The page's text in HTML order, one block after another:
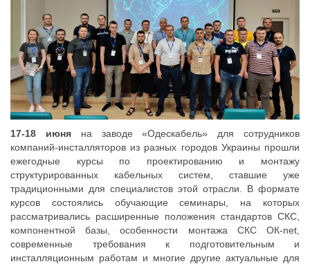
17-18 июняна заводе «Одескабель» для сотрудников
компаний-инсталляторов из разных городов Украины прошли
ежегодные курсы по проектированию и монтажу
структурированных кабельных систем, ставшие уже
традиционными для специалистов этой отрасли. В формате
курсов состоялись обучающие семинары, на которых
рассматривались расширенные положения стандартов СКС,
компонентной базы, особенности монтажа СКС ОК-net,
современные требования к подготовительным и
инсталляционным работам и многие другие актуальные для